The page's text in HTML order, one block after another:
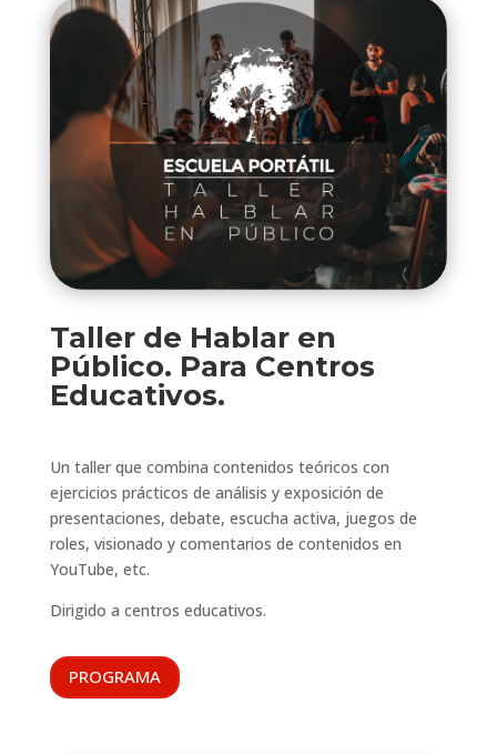
Taller de Hablar en
Público. Para Centros
Educativos.
Un taller que combina contenidos teóricos con
ejercicios prácticos de análisis y exposición de
presentaciones, debate, escucha activa, juegos de
roles, visionado y comentarios de contenidos en
YouTube, etc.
Dirigido a centros educativos.
PROGRAMA